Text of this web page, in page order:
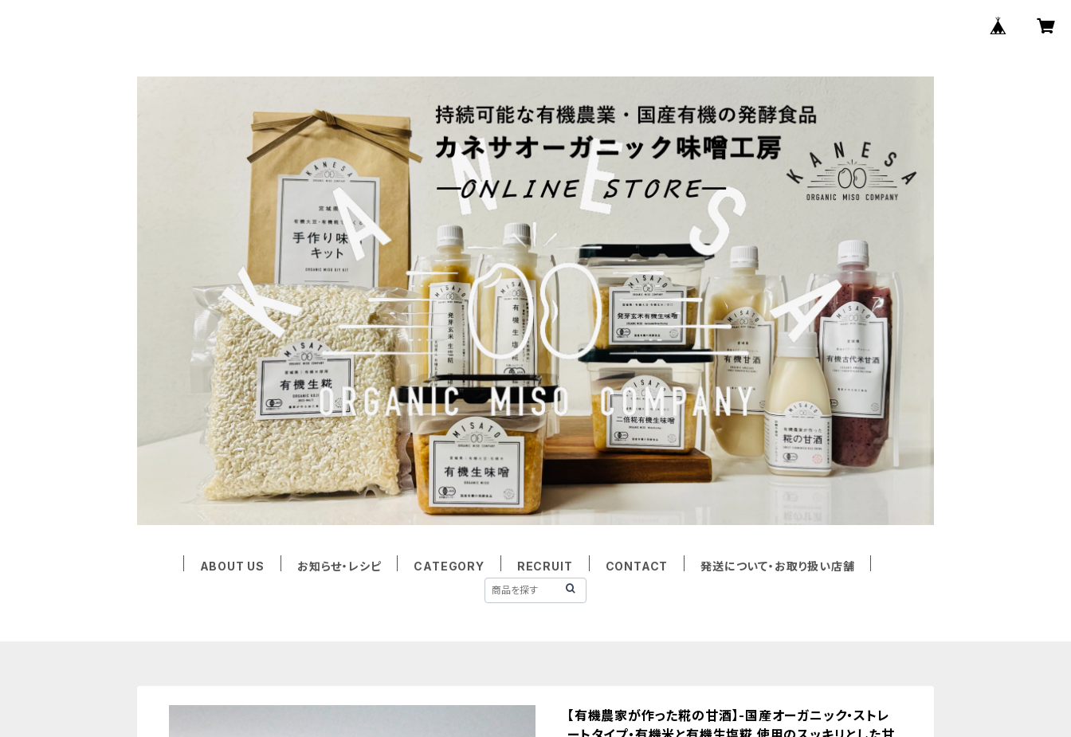
ABOUT US お知らせ・レシピ CATEGORY RECRUIT CONTACT 発送について・お取り扱い店舗
【有機農家が作った糀の甘酒】-国産オーガニック・ストレ